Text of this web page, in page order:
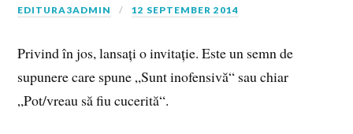
EDITURA3ADMIN 12 SEPTEMBER 2014
Privind în jos, lansați o invitație. Este un semn de
supunere care spune „Sunt inofensivă“ sau chiar
„Pot/vreau să fiu cucerită“.